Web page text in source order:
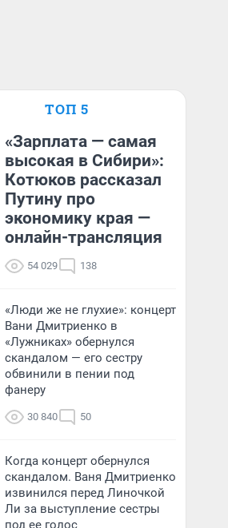
ТОП 5
«Зарплата — самая
высокая в Сибири»:
Котюков рассказал
Путину про
экономику края —
онлайн-трансляция
54 029 138
«Люди же не глухие»: концерт
Вани Дмитриенко в
«Лужниках» обернулся
скандалом — его сестру
обвинили в пении под
фанеру
30 840 50
Когда концерт обернулся
скандалом. Ваня Дмитриенко
извинился перед Линочкой
Ли за выступление сестры
под ее голос